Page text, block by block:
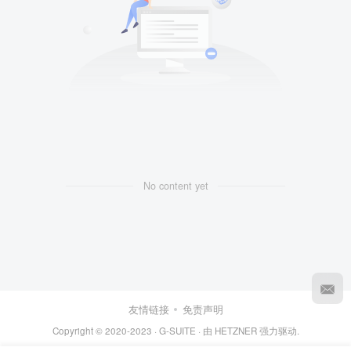
No content yet
友情链接 免责声明
Copyright © 2020-2023 · G-SUITE · 由 HETZNER强力驱动.